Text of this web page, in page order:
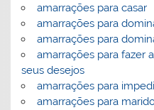
amarrações para casar
amarrações para
amarrações para
amarrações para fazer
seus desejos
amarrações para
amarrações para